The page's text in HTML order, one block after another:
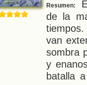
Resumen:
de la
van
sombra
y
batalla